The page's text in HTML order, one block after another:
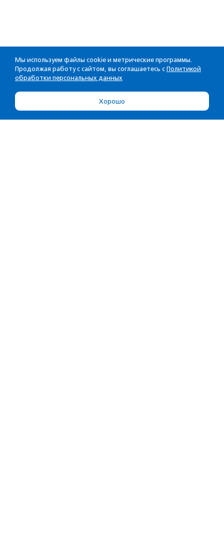
Мы используем файлы cookie и метрические программы.
Продолжая работу с сайтом, вы соглашаетесь с Политикой
обработки персональных данных
Хорошо